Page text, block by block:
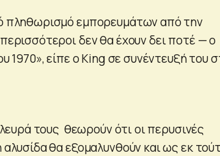
πληθωρισμό εμπορευμάτων από την
δεν θα έχουν δει ποτέ — ο
1970», είπε ο King σε συνέντευξή του
τους θεωρούν ότι οι περυσινές
θα εξομαλυνθούν και ως εκ